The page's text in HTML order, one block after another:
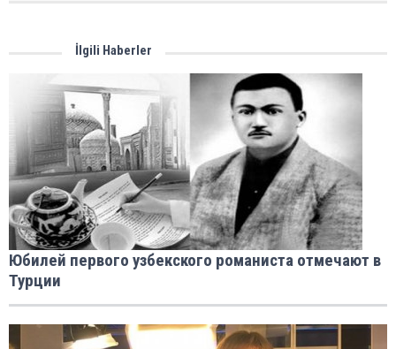
İlgili Haberler
Юбилей первого узбекского романиста отмечают в
Турции